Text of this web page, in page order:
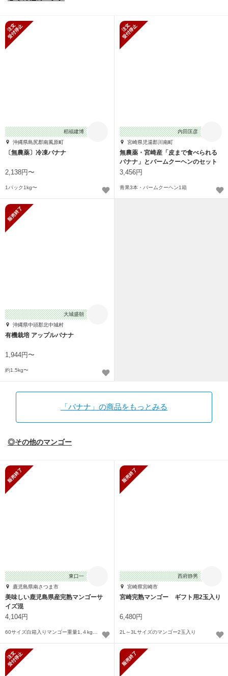
稻福建博
沖縄県島尻郡南風原町
〔無農薬〕冷凍バナナ
2,138円〜
1パック1kg〜
内田匡彦
宮崎県児湯郡川南町
無農薬・宮崎産「皮まで食べられる
バナナ」とバームクーヘンのセット
3,456円
青果3本・バームクーヘン1箱
大城盛朝
沖縄県中頭郡北中城村
有機栽培 アップルバナナ
1,944円〜
約1.5kg〜
「バナナ」の商品をもっとみる
◎その他のマンゴー
東口一
鹿児島県南さつま市
美味しい鹿児島県産完熟マンゴーサ
イズ混
4,104円
西府静男
宮崎県宮崎市
宮崎完熟マンゴー ギフト用2玉入り
6,480円
2L～3Lサイズのマンゴー2玉入り